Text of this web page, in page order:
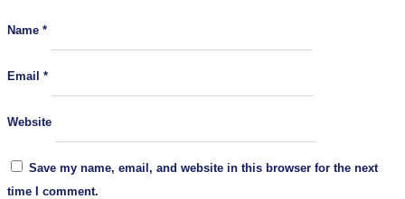
Name *
Email *
Website
Save my name, email, and website in this browser for the next
time I comment.